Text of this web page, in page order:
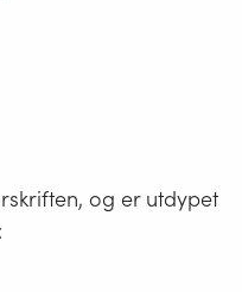
og er utdypet